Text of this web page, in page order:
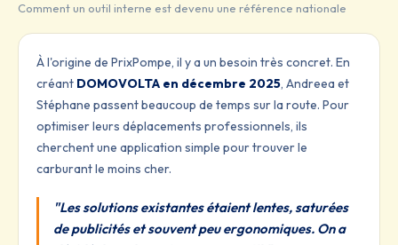
Comment un outil interne est devenu une référence nationale
À l'origine de PrixPompe, il y a un besoin très concret. En
créant DOMOVOLTA en décembre 2025, Andreea et
Stéphane passent beaucoup de temps sur la route. Pour
optimiser leurs déplacements professionnels, ils
cherchent une application simple pour trouver le
carburant le moins cher.
"Les solutions existantes étaient lentes, saturées
de publicités et souvent peu ergonomiques. On a